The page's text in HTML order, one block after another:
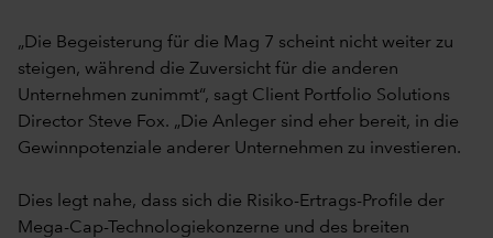
„Die Begeisterung für die Mag 7 scheint nicht weiter zu
steigen, während die Zuversicht für die anderen
Unternehmen zunimmt“, sagt Client Portfolio Solutions
Director Steve Fox. „Die Anleger sind eher bereit, in die
Gewinnpotenziale anderer Unternehmen zu investieren.
Dies legt nahe, dass sich die Risiko-Ertrags-Profile der
Mega-Cap-Technologiekonzerne und des breiten